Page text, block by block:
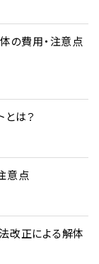
の費用・注意点
は？
意点
改正による解体